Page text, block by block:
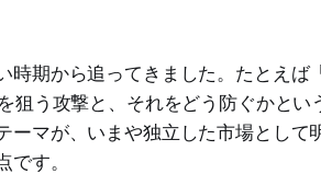
時期から追ってきました。たとえば
狙う攻撃と、それをどう防ぐかとい
ーマが、いまや独立した市場として
す。